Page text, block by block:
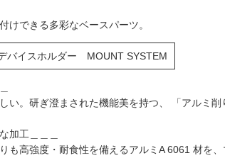
けできる多彩なベースパーツ。
バイスホルダー MOUNT SYSTEM
い。研ぎ澄まされた機能美を持つ、 「アルミ
加工＿＿＿
も高強度・耐食性を備えるアルミA 6061 材を